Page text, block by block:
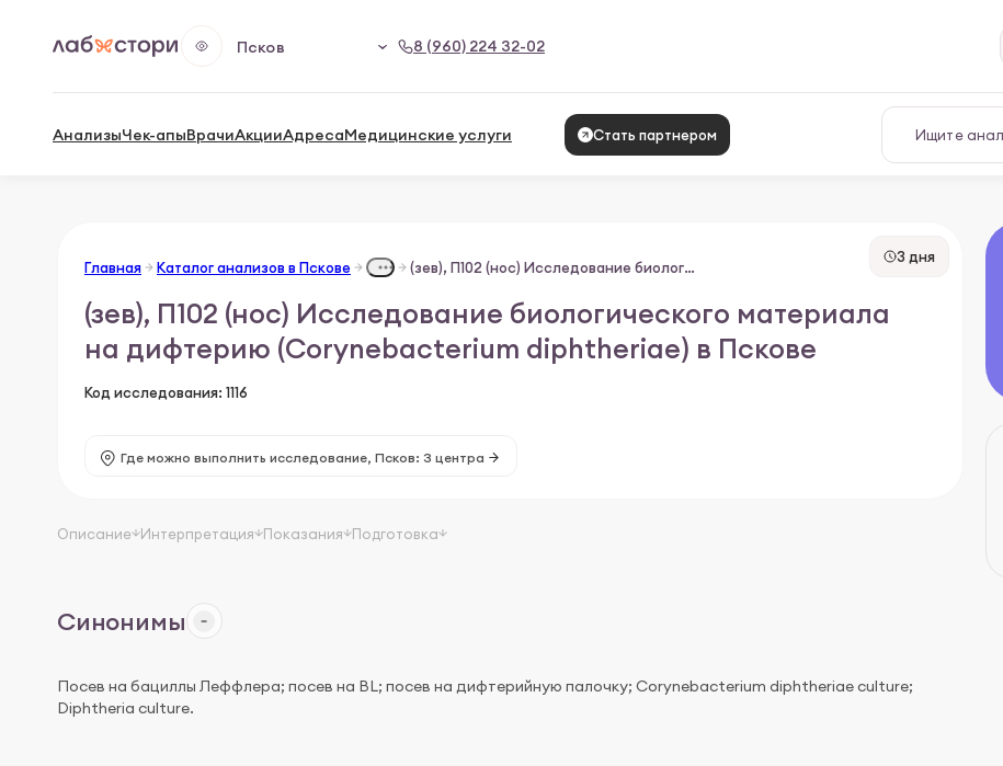
Псков 8 (960) 224 32-02
АнализыЧек-апыВрачиАкцииАдресаМедицинские услуги Стать партнером
3 дня
Главная Каталог анализов в Пскове (зев), П102 (нос) Исследование биологического материала на дифтерию (Corynеbacterium diphtheriae)
(зев), П102 (нос) Исследование биологического материала
на дифтерию (Corynеbacterium diphtheriae) в Пскове
Код исследования: 1116
Где можно выполнить исследование, Псков: 3 центра
Описание Интерпретация Показания Подготовка
Синонимы
Посев на бациллы Леффлера; посев на BL; посев на дифтерийную палочку; Corynebacterium diphtheriae сulture;
Diphtheria сulture.